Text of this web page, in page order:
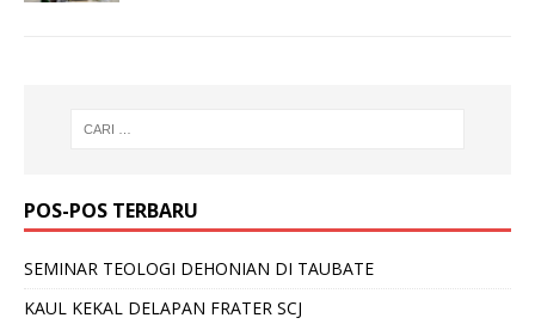
POS-POS TERBARU
SEMINAR TEOLOGI DEHONIAN DI TAUBATE
KAUL KEKAL DELAPAN FRATER SCJ